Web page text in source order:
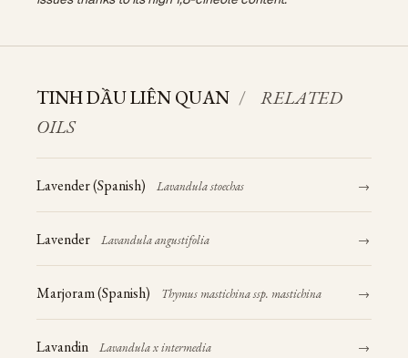
TINH DẦU LIÊN QUAN /
RELATED
OILS
Lavender (Spanish) Lavandula stoechas →
Lavender Lavandula angustifolia →
Marjoram (Spanish) Thymus mastichina ssp. mastichina →
Lavandin Lavandula x intermedia →